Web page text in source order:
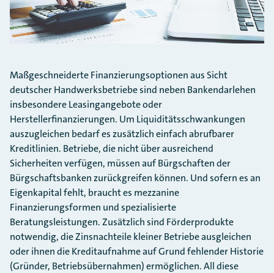
Maßgeschneiderte Finanzierungsoptionen aus Sicht
deutscher Handwerksbetriebe sind neben Bankendarlehen
insbesondere Leasingangebote oder
Herstellerfinanzierungen. Um Liquiditätsschwankungen
auszugleichen bedarf es zusätzlich einfach abrufbarer
Kreditlinien. Betriebe, die nicht über ausreichend
Sicherheiten verfügen, müssen auf Bürgschaften der
Bürgschaftsbanken zurückgreifen können. Und sofern es an
Eigenkapital fehlt, braucht es mezzanine
Finanzierungsformen und spezialisierte
Beratungsleistungen. Zusätzlich sind Förderprodukte
notwendig, die Zinsnachteile kleiner Betriebe ausgleichen
oder ihnen die Kreditaufnahme auf Grund fehlender Historie
(Gründer, Betriebsübernahmen) ermöglichen. All diese